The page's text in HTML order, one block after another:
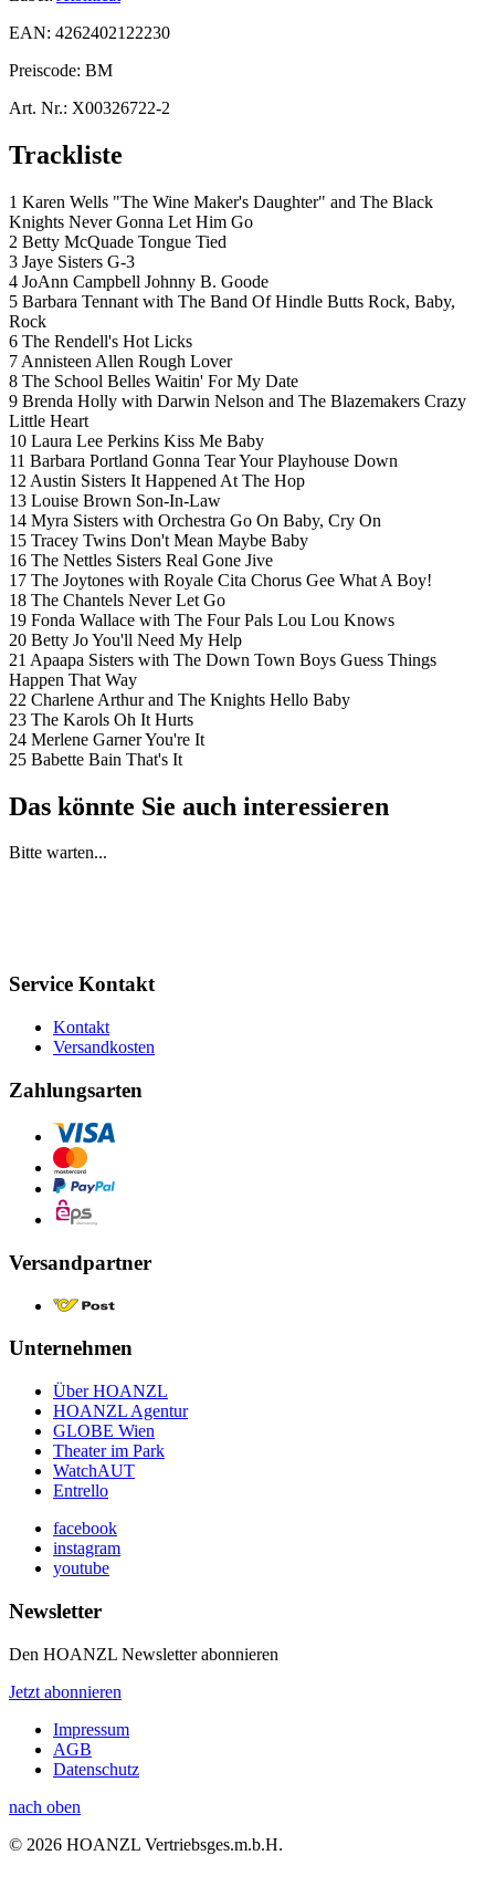
EAN: 4262402122230
Preiscode: BM
Art. Nr.: X00326722-2
Trackliste
1 Karen Wells "The Wine Maker's Daughter" and The Black
Knights Never Gonna Let Him Go
2 Betty McQuade Tongue Tied
3 Jaye Sisters G-3
4 JoAnn Campbell Johnny B. Goode
5 Barbara Tennant with The Band Of Hindle Butts Rock, Baby,
Rock
6 The Rendell's Hot Licks
7 Annisteen Allen Rough Lover
8 The School Belles Waitin' For My Date
9 Brenda Holly with Darwin Nelson and The Blazemakers Crazy
Little Heart
10 Laura Lee Perkins Kiss Me Baby
11 Barbara Portland Gonna Tear Your Playhouse Down
12 Austin Sisters It Happened At The Hop
13 Louise Brown Son-In-Law
14 Myra Sisters with Orchestra Go On Baby, Cry On
15 Tracey Twins Don't Mean Maybe Baby
16 The Nettles Sisters Real Gone Jive
17 The Joytones with Royale Cita Chorus Gee What A Boy!
18 The Chantels Never Let Go
19 Fonda Wallace with The Four Pals Lou Lou Knows
20 Betty Jo You'll Need My Help
21 Apaapa Sisters with The Down Town Boys Guess Things
Happen That Way
22 Charlene Arthur and The Knights Hello Baby
23 The Karols Oh It Hurts
24 Merlene Garner You're It
25 Babette Bain That's It
Das könnte Sie auch interessieren
Bitte warten...
Service Kontakt
Kontakt
Versandkosten
Zahlungsarten
Versandpartner
Unternehmen
Über HOANZL
HOANZL Agentur
GLOBE Wien
Theater im Park
WatchAUT
Entrello
facebook
instagram
youtube
Newsletter
Den HOANZL Newsletter abonnieren
Jetzt abonnieren
Impressum
AGB
Datenschutz
nach oben
© 2026 HOANZL Vertriebsges.m.b.H.